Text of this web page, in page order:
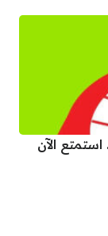
اشارة تردد قناة طيور الجنة 2026.. استمتع الآن